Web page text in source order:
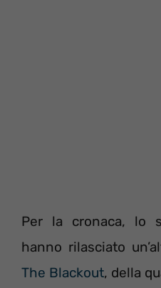
Per la cronaca, lo
hanno rilasciato
The Blackout, della